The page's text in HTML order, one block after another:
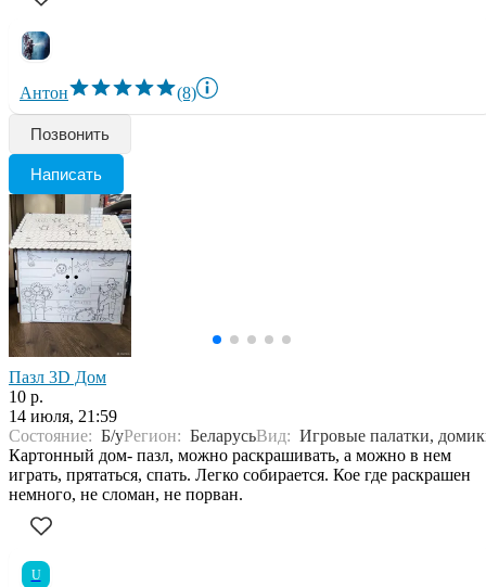
Антон (8)
Позвонить
Написать
Пазл 3D Дом
10 р.
14 июля, 21:59
Состояние: Б/уРегион: БеларусьВид: Игровые палатки,
Картонный дом- пазл, можно раскрашивать, а можно в нем
играть, прятаться, спать. Легко собирается. Кое где раскрашен
немного, не сломан, не порван.
U